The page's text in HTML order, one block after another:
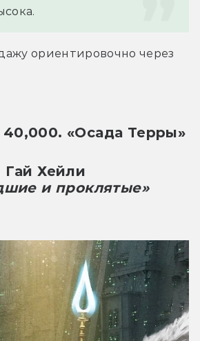
ориентировочно через
«Осада Терры»
Гай Хейли
и проклятые»